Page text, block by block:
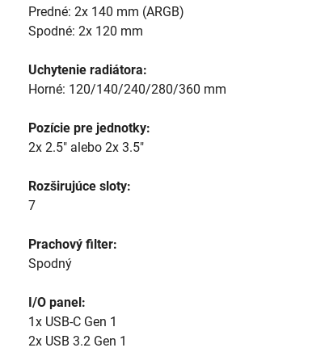
Predné: 2x 140 mm (ARGB)
Spodné: 2x 120 mm
Uchytenie radiátora:
Horné: 120/140/240/280/360 mm
Pozície pre jednotky:
2x 2.5" alebo 2x 3.5"
Rozširujúce sloty:
7
Prachový filter:
Spodný
I/O panel:
1x USB-C Gen 1
2x USB 3.2 Gen 1